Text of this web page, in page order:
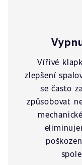
Vířivé
zlepšení
se často
způsobovat